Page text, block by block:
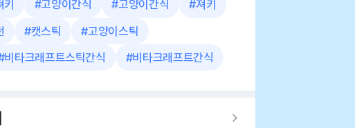
#고양이간식 #고양이간식 #져키
#캣스틱 #고양이스틱
비타크래프트스틱간식 #비타크래프트간식